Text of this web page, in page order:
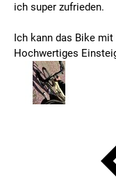
ich super zufrieden.
Ich kann das Bike
Hochwertiges